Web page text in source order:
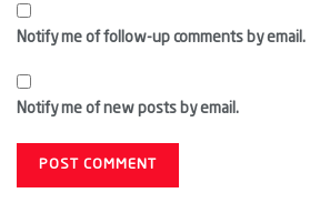
Notify me of follow-up comments by email.
Notify me of new posts by email.